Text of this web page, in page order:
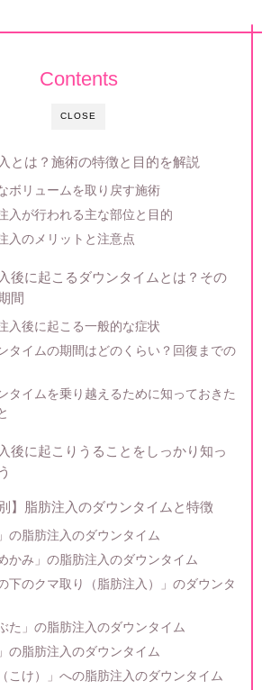
CLOSE
Contents
とは？施術の特徴と目的を解説
ボリュームを取り戻す施術
入が行われる主な部位と目的
入のメリットと注意点
後に起こるダウンタイムとは？その
間
入後に起こる一般的な症状
タイムの期間はどのくらい？回復までの
タイムを乗り越えるために知っておきた
後に起こりうることをしっかり知っ
別】脂肪注入のダウンタイムと特徴
の脂肪注入のダウンタイム
めかみ」の脂肪注入のダウンタイム
の下のクマ取り（脂肪注入）」のダウンタ
た」の脂肪注入のダウンタイム
の脂肪注入のダウンタイム
（こけ）」への脂肪注入のダウンタイム